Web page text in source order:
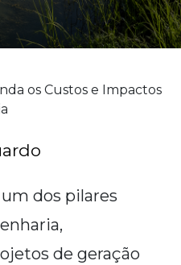
dos pilares
de geração